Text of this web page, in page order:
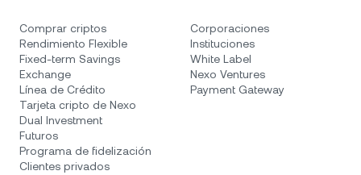
Comprar criptos
Rendimiento Flexible
Fixed-term Savings
Exchange
Línea de Crédito
Tarjeta cripto de Nexo
Dual Investment
Futuros
Programa de fidelización
Clientes privados
Corporaciones
Instituciones
White Label
Nexo Ventures
Payment Gateway